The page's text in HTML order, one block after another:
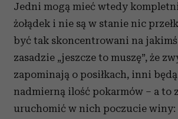
Jedni mogą mieć wtedy
żołądek i nie są w stanie nic
być tak skoncentrowani na
zasadzie „jeszcze to muszę”, że
zapominają o posiłkach, inni
nadmierną ilość pokarmów – a to
uruchomić w nich poczucie winy: